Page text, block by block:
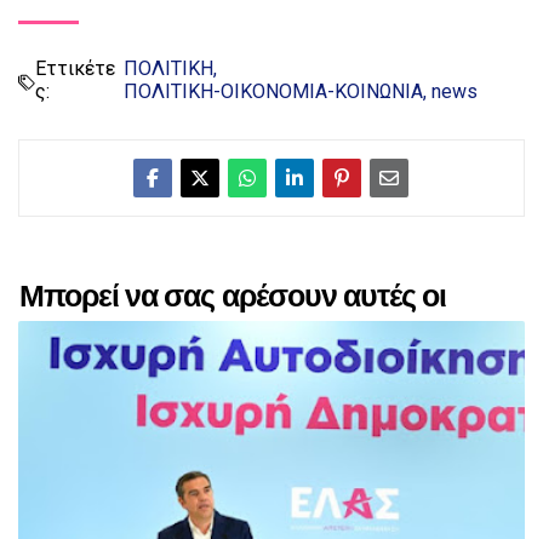
Εττικέτε
ς:
ΠΟΛΙΤΙΚΗ
ΠΟΛΙΤΙΚΗ-ΟΙΚΟΝΟΜΙΑ-ΚΟΙΝΩΝΙΑ news
Μπορεί να σας αρέσουν αυτές οι
αναρτήσεις